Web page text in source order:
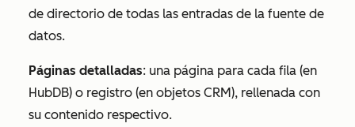
de directorio de todas las entradas de la fuente de
datos.
Páginas detalladas: una página para cada fila (en
HubDB) o registro (en objetos CRM), rellenada con
su contenido respectivo.